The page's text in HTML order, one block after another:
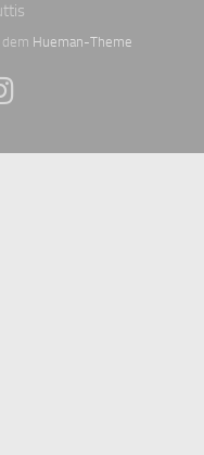
Hueman-Theme